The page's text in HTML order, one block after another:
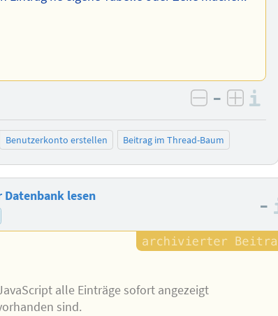
negativ
–
Benutzerkonto erstellen Beitrag im Thread-Baum
Datenbank lesen
–
alle Einträge sofort angezeigt
sind.